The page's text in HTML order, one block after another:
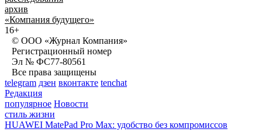
архив
«Компания будущего»
16+
© ООО «Журнал Компания»
Регистрационный номер
Эл № ФС77-80561
Все права защищены
telegram дзен вконтакте tenchat
Редакция
популярное Новости
стиль жизни
HUAWEI MatePad Pro Max: удобство без компромиссов